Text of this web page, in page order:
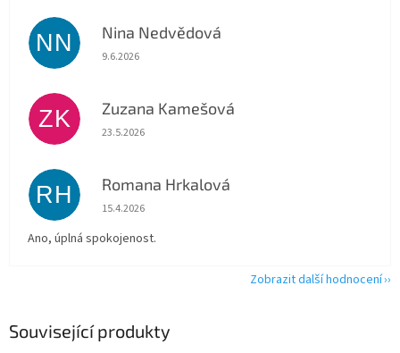
Související produkty
NN Nina Nedvědová
Hodnocení obchodu je 5 z 5 hvězdiček.
9.6.2026
ZK Zuzana Kamešová
Hodnocení obchodu je 5 z 5 hvězdiček.
23.5.2026
RH Romana Hrkalová
Hodnocení obchodu je 5 z 5 hvězdiček.
15.4.2026
Ano, úplná spokojenost.
Zobrazit další hodnocení